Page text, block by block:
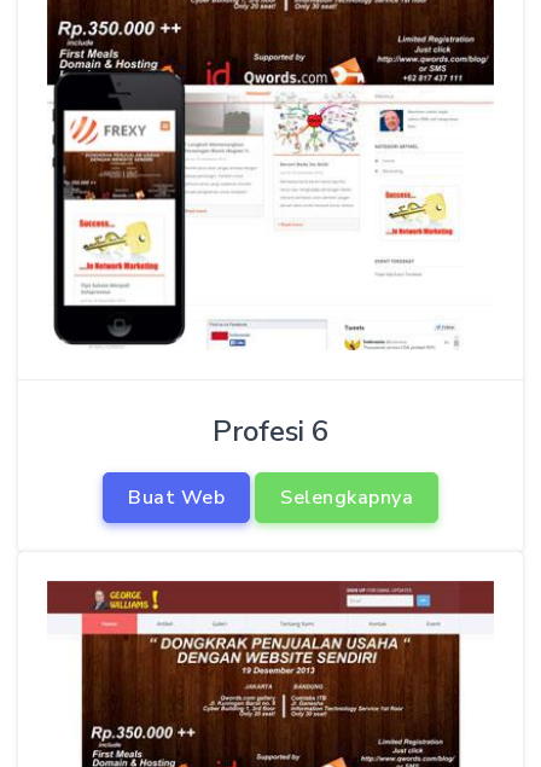
Profesi 6
Buat Web Selengkapnya